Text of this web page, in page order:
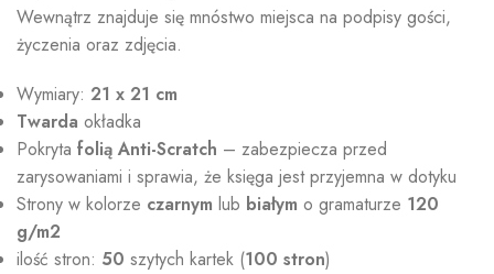
Wewnątrz znajduje się mnóstwo miejsca na podpisy gości,
życzenia oraz zdjęcia.
Wymiary: 21 x 21 cm
Twarda okładka
Pokryta folią Anti-Scratch – zabezpiecza przed
zarysowaniami i sprawia, że księga jest przyjemna w dotyku
Strony w kolorze czarnym lub białym o gramaturze 120
g/m2
ilość stron: 50 szytych kartek (100 stron)